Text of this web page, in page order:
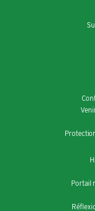
Portail